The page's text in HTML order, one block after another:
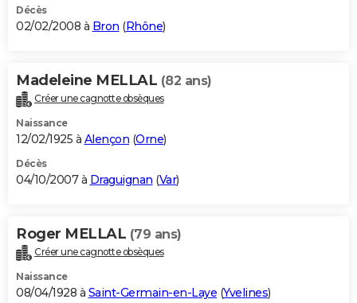
Décès
02/02/2008 à Bron (Rhône)
Madeleine MELLAL (82 ans)
Créer une cagnotte obsèques
Naissance
12/02/1925 à Alençon (Orne)
Décès
04/10/2007 à Draguignan (Var)
Roger MELLAL (79 ans)
Créer une cagnotte obsèques
Naissance
08/04/1928 à Saint-Germain-en-Laye (Yvelines)